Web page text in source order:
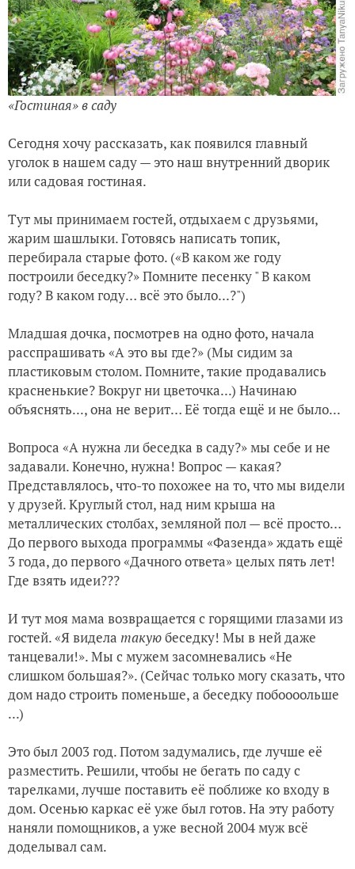
«Гостиная» в саду
Сегодня хочу рассказать, как появился главный
уголок в нашем саду — это наш внутренний дворик
или садовая гостиная.
Тут мы принимаем гостей, отдыхаем с друзьями,
жарим шашлыки. Готовясь написать топик,
перебирала старые фото. («В каком же году
построили беседку?» Помните песенку " В каком
году? В каком году… всё это было...?")
Младшая дочка, посмотрев на одно фото, начала
расспрашивать «А это вы где?» (Мы сидим за
пластиковым столом. Помните, такие продавались
красненькие? Вокруг ни цветочка...) Начинаю
объяснять..., она не верит… Её тогда ещё и не было...
Вопроса «А нужна ли беседка в саду?» мы себе и не
задавали. Конечно, нужна! Вопрос — какая?
Представлялось, что-то похожее на то, что мы видели
у друзей. Круглый стол, над ним крыша на
металлических столбах, земляной пол — всё просто…
До первого выхода программы «Фазенда» ждать ещё
3 года, до первого «Дачного ответа» целых пять лет!
Где взять идеи???
И тут моя мама возвращается с горящими глазами из
гостей. «Я видела такуюбеседку! Мы в ней даже
танцевали!». Мы с мужем засомневались «Не
слишком большая?». (Сейчас только могу сказать, что
дом надо строить поменьше, а беседку побоооольше
...)
Это был 2003 год. Потом задумались, где лучше её
разместить. Решили, чтобы не бегать по саду с
тарелками, лучше поставить её поближе ко входу в
дом. Осенью каркас её уже был готов. На эту работу
наняли помощников, а уже весной 2004 муж всё
доделывал сам.